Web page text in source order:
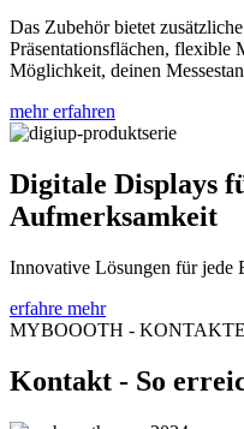
Das Zubehör bietet
Präsentationsflächen, flexible
Möglichkeit, deinen
mehr erfahren
Digitale Displays
Aufmerksamkeit
Innovative Lösungen für jede
erfahre mehr
MYBOOOTH -
Kontakt - So